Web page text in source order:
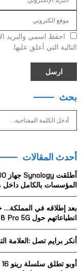
احفظ اسمي والبريد
التالية التي أعلق عليها.
بحث
c
h
f
:
أحدث المقالات
المؤسسات بالكامل داخل
بعد إطلاقه في المملكة…
انطباعاتهم حول TECNO POVA 8 Pro 5G
أنكر برايم تصل :العلامة